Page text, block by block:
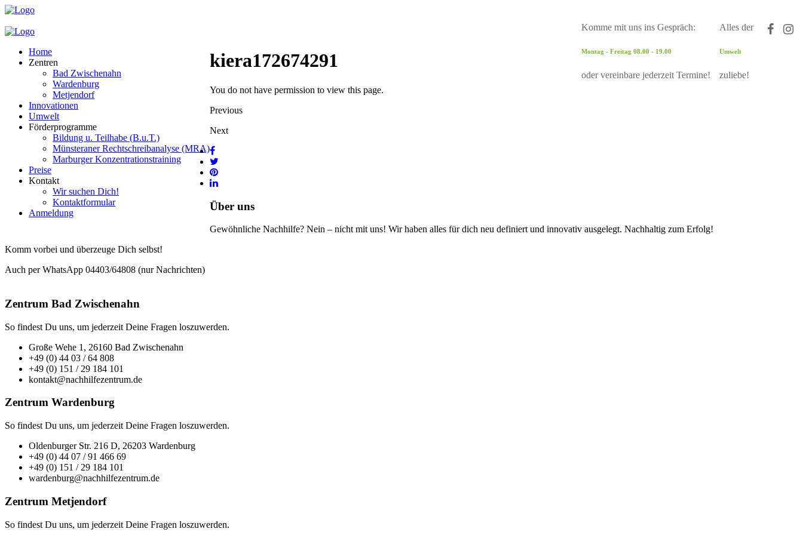
Alles der
Umwelt
zuliebe!
Komme mit uns ins Gespräch:
Montag - Freitag 08.00 - 19.00
oder vereinbare jederzeit Termine!
Home
Zentren
Bad Zwischenahn
Wardenburg
Metjendorf
Innovationen
Umwelt
Förderprogramme
Bildung u. Teilhabe (B.u.T.)
Münsteraner Rechtschreibanalyse (MRA)
Marburger Konzentrationstraining
Preise
Kontakt
Wir suchen Dich!
Kontaktformular
Anmeldung
kiera172674291
You do not have permission to view this page.
Previous
Next
Über uns
Gewöhnliche Nachhilfe? Nein – nicht mit uns! Wir haben alles für dich neu definiert und innovativ ausgelegt. Nachhaltig zum Erfolg!
Komm vorbei und überzeuge Dich selbst!
Auch per WhatsApp 04403/64808 (nur Nachrichten)
Zentrum Bad Zwischenahn
So findest Du uns, um jederzeit Deine Fragen loszuwerden.
Große Wehe 1, 26160 Bad Zwischenahn
+49 (0) 44 03 / 64 808
+49 (0) 151 / 29 184 101
kontakt@nachhilfezentrum.de
Zentrum Wardenburg
So findest Du uns, um jederzeit Deine Fragen loszuwerden.
Oldenburger Str. 216 D, 26203 Wardenburg
+49 (0) 44 07 / 91 466 69
+49 (0) 151 / 29 184 101
wardenburg@nachhilfezentrum.de
Zentrum Metjendorf
So findest Du uns, um jederzeit Deine Fragen loszuwerden.